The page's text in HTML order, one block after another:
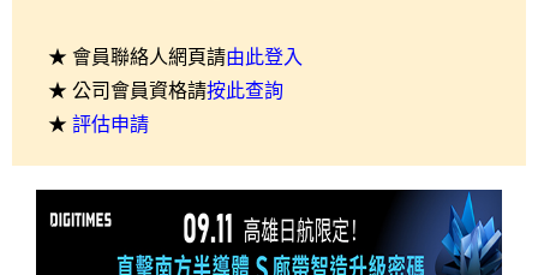
★ 會員聯絡人網頁請由此登入
★ 公司會員資格請按此查詢
★ 評估申請